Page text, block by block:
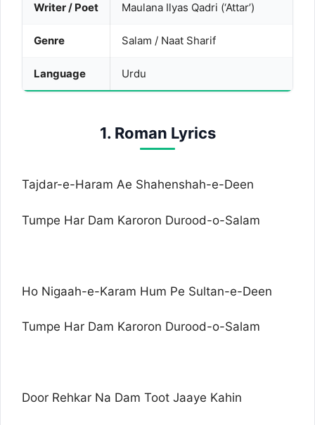
Writer / Poet Maulana Ilyas Qadri (‘Attar’)
Genre Salam / Naat Sharif
Language Urdu
1. Roman Lyrics
Tajdar-e-Haram Ae Shahenshah-e-Deen
Tumpe Har Dam Karoron Durood-o-Salam
Ho Nigaah-e-Karam Hum Pe Sultan-e-Deen
Tumpe Har Dam Karoron Durood-o-Salam
Door Rehkar Na Dam Toot Jaaye Kahin